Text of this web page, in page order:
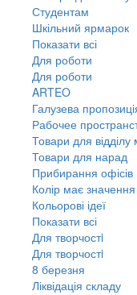
Студентам
Шкільний ярмарок
Показати всі
Для роботи
Для роботи
ARTEO
Галузева
Рабочее
Товари для відділу
Товари для нарад
Прибирання офісів
Колір має значення
Кольорові ідеї
Показати всі
Для творчостi
Для творчостi
8 березня
Ліквідація складу